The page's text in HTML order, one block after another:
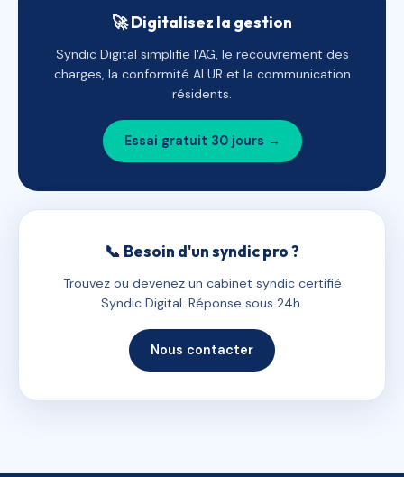
🚀 Digitalisez la gestion
Syndic Digital simplifie l'AG, le recouvrement des
charges, la conformité ALUR et la communication
résidents.
Essai gratuit 30 jours →
📞 Besoin d'un syndic pro ?
Trouvez ou devenez un cabinet syndic certifié
Syndic Digital. Réponse sous 24h.
Nous contacter